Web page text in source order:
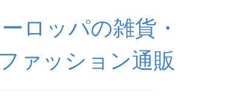
ロッパの雑貨・
ァッション通販